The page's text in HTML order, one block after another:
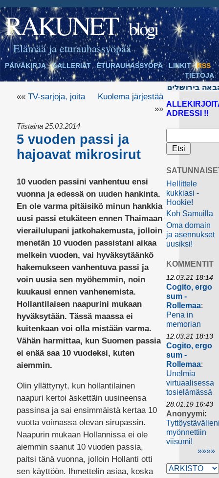
RAKUNET blogi
Elämää ja eturauhassyöpää
PÄIVÄKIRJA GALLERIAT ETURAUHASSYÖPÄ LINKIT
RSS
TIETOJA
«« TV-sarjoja, joita
Kuolema järjestää
»»
Tiistaina 25.03.2014
5 vuoden passi ja
hajoavat mikrosirut
10 vuoden passini vanhentuu ensi
vuonna ja edessä on uuden hankinta.
En ole varma pitäisikö minun hankkia
uusi passi etukäteen ennen Thaimaan
vierailulupani jatkohakemusta, jolloin
menetän 10 vuoden passistani aikaa
melkein vuoden, vai hyväksytäänkö
hakemukseen vanhentuva passi ja
voin uusia sen myöhemmin, noin
kuukausi ennen vanhenemista.
Hollantilaisen naapurini mukaan
hyväksytään. Tässä maassa ei
kuitenkaan voi olla mistään varma.
Vähän harmittaa, kun Suomen passia
ei enää saa 10 vuodeksi, kuten
aiemmin.
Olin yllättynyt, kun hollantilainen
naapuri kertoi äskettäin uusineensa
passinsa ja sai ensimmäistä kertaa 10
vuotta voimassa olevan sirupassin.
Naapurin mukaan Hollannissa ei ole
aiemmin saanut 10 vuoden passia,
paitsi tänä vuonna, jolloin Hollanti otti
sen käyttöön. Ihmettelin asiaa, koska
ADRESSI !!
Hellittele
kukkiasi -
Hookie!
Koh Samuilla
Oma domain
ja asennukset
uusiksi!
KOMMENTIT
12.03.21 18:14
Cogito, ergo
sum -
Rollemaa:
Pena in
memorian
12.03.21 18:13
Cogito, ergo
sum -
Rollemaa:
Unelmia
virtuaalisessa
tosielämässä
28.01.19 16:43
Anonyymi:
myönnettiin
viisumi!
»»»»